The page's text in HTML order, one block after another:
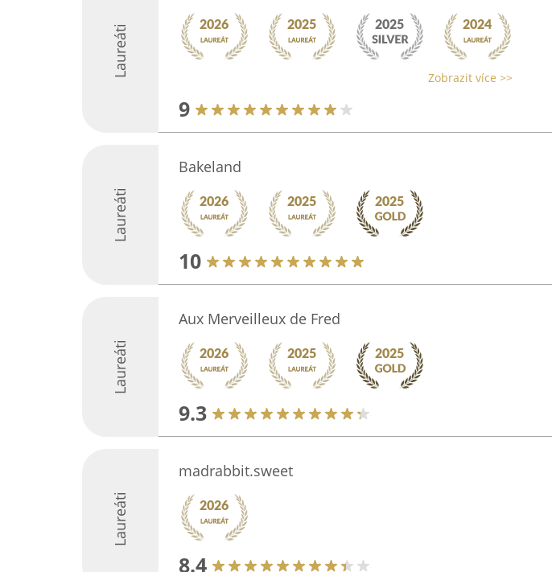
Laureáti Zobrazit více >>
9
Laureáti
Bakeland
10
Laureáti
Aux Merveilleux de Fred
9.3
Laureáti
madrabbit.sweet
8.4